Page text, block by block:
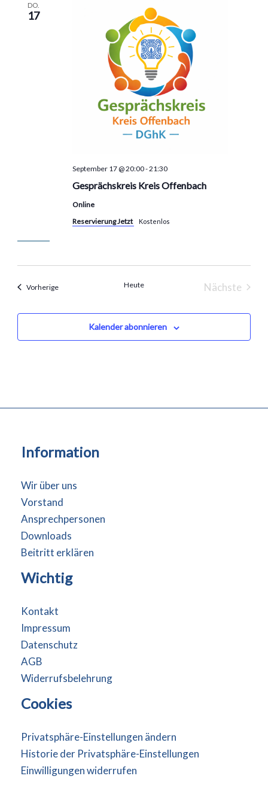
DO.
17
Gesprächskreis Kreis Offenbach
September 17 @ 20:00-21:30
Online
Reservierung Jetzt
Kostenlos
VorherigeVeranstaltungen Heute
Nächste
Kalender abonnieren
Information
Wir über uns
Vorstand
Ansprechpersonen
Downloads
Beitritt erklären
Wichtig
Kontakt
Impressum
Datenschutz
AGB
Widerrufsbelehrung
Cookies
Privatsphäre-Einstellungen ändern
Historie der Privatsphäre-Einstellungen
Einwilligungen widerrufen